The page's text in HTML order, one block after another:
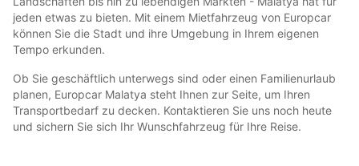
jeden etwas zu bieten. Mit einem Mietfahrzeug von Europcar
können Sie die Stadt und ihre Umgebung in Ihrem eigenen
Tempo erkunden.
Ob Sie geschäftlich unterwegs sind oder einen Familienurlaub
planen, Europcar Malatya steht Ihnen zur Seite, um Ihren
Transportbedarf zu decken. Kontaktieren Sie uns noch heute
und sichern Sie sich Ihr Wunschfahrzeug für Ihre Reise.